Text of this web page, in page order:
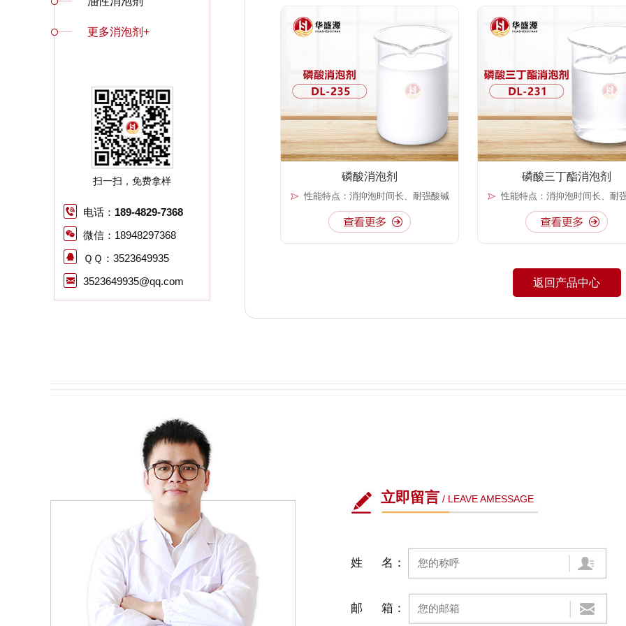
更多消泡剂+
扫一扫，免费拿样
电话： 189-4829-7368
微信：18948297368
ＱＱ：3523649935
3523649935@qq.com
磷酸消泡剂
性能特点：消抑泡时间长、耐强酸碱
磷酸三丁酯消泡剂
性能特点：消抑泡时间长、耐
返回产品中心
立即留言 / LEAVE AMESSAGE
姓 名：
邮 箱：